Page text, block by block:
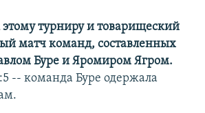
турниру и товарищеский
матч команд, составленных
Буре и Яромиром Ягром.
-- команда Буре одержала